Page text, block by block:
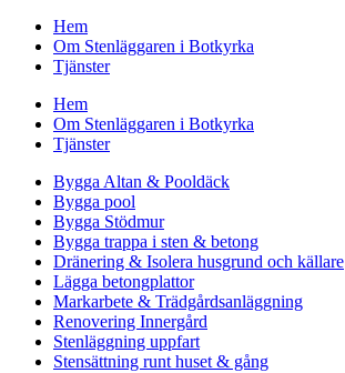
Hem
Om Stenläggaren i Botkyrka
Tjänster
Hem
Om Stenläggaren i Botkyrka
Tjänster
Bygga Altan & Pooldäck
Bygga pool
Bygga Stödmur
Bygga trappa i sten & betong
Dränering & Isolera husgrund och källare
Lägga betongplattor
Markarbete & Trädgårdsanläggning
Renovering Innergård
Stenläggning uppfart
Stensättning runt huset & gång